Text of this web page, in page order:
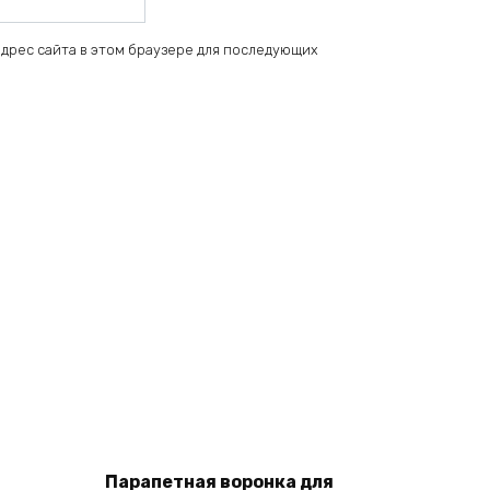
сайта в этом браузере для последующих
Add
Парапетная воронка для